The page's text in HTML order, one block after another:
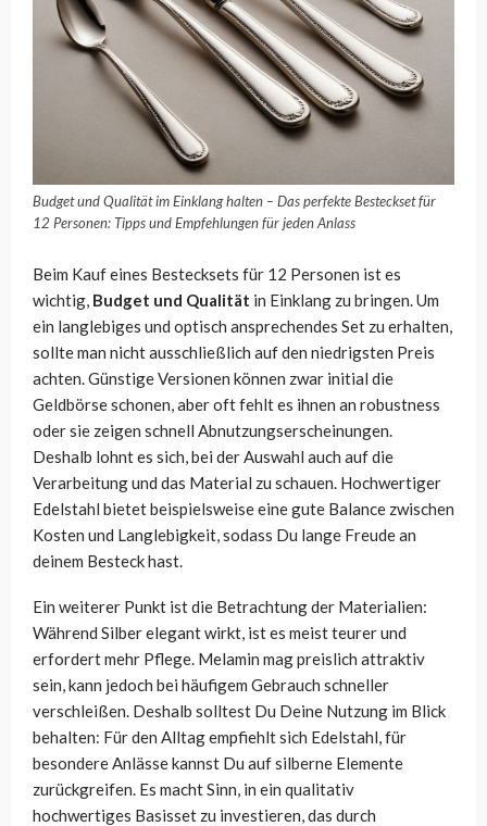
Budget und Qualität im Einklang halten – Das perfekte Besteckset für
12 Personen: Tipps und Empfehlungen für jeden Anlass
Beim Kauf eines Bestecksets für 12 Personen ist es
wichtig, Budget und Qualität in Einklang zu bringen. Um
ein langlebiges und optisch ansprechendes Set zu erhalten,
sollte man nicht ausschließlich auf den niedrigsten Preis
achten. Günstige Versionen können zwar initial die
Geldbörse schonen, aber oft fehlt es ihnen an robustness
oder sie zeigen schnell Abnutzungserscheinungen.
Deshalb lohnt es sich, bei der Auswahl auch auf die
Verarbeitung und das Material zu schauen. Hochwertiger
Edelstahl bietet beispielsweise eine gute Balance zwischen
Kosten und Langlebigkeit, sodass Du lange Freude an
deinem Besteck hast.
Ein weiterer Punkt ist die Betrachtung der Materialien:
Während Silber elegant wirkt, ist es meist teurer und
erfordert mehr Pflege. Melamin mag preislich attraktiv
sein, kann jedoch bei häufigem Gebrauch schneller
verschleißen. Deshalb solltest Du Deine Nutzung im Blick
behalten: Für den Alltag empfiehlt sich Edelstahl, für
besondere Anlässe kannst Du auf silberne Elemente
zurückgreifen. Es macht Sinn, in ein qualitativ
hochwertiges Basisset zu investieren, das durch